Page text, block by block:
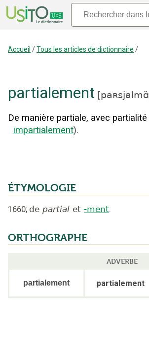
Accueil /Tous les articles de dictionnaire /
partialement [paʀsjalmɑ̃
De manière partiale, avec partialité
impartialement).
ÉTYMOLOGIE
1660; de partial et -ment.
ORTHOGRAPHE
ADVERBE
partialement partialement